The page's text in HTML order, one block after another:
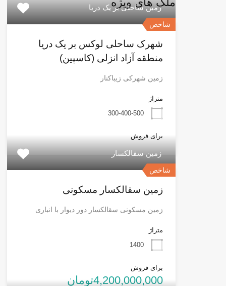
شاخص
زمین ساحلی بر یک دریا
شهرک ساحلی لوکس بر یک دریا
منطقه آزاد انزلی (کاسپین)
زمین شهرکی زیباکنار
متراژ
300-400-500
برای فروش
شاخص
زمین سقالکسار
زمین سقالکسار مسکونی
زمین مسکونی سقالکسار دور دیوار با انباری
متراژ
1400
برای فروش
4,200,000,000تومان